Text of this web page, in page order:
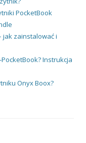
PocketBook
jak zainstalować i
Instrukcja
Onyx Boox?